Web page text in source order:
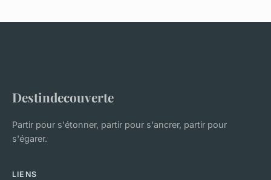
Destindecouverte
Partir pour s'étonner, partir pour s'ancrer, partir pour
s'égarer.
LIENS